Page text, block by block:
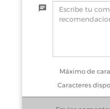
Máximo de
Caracteres